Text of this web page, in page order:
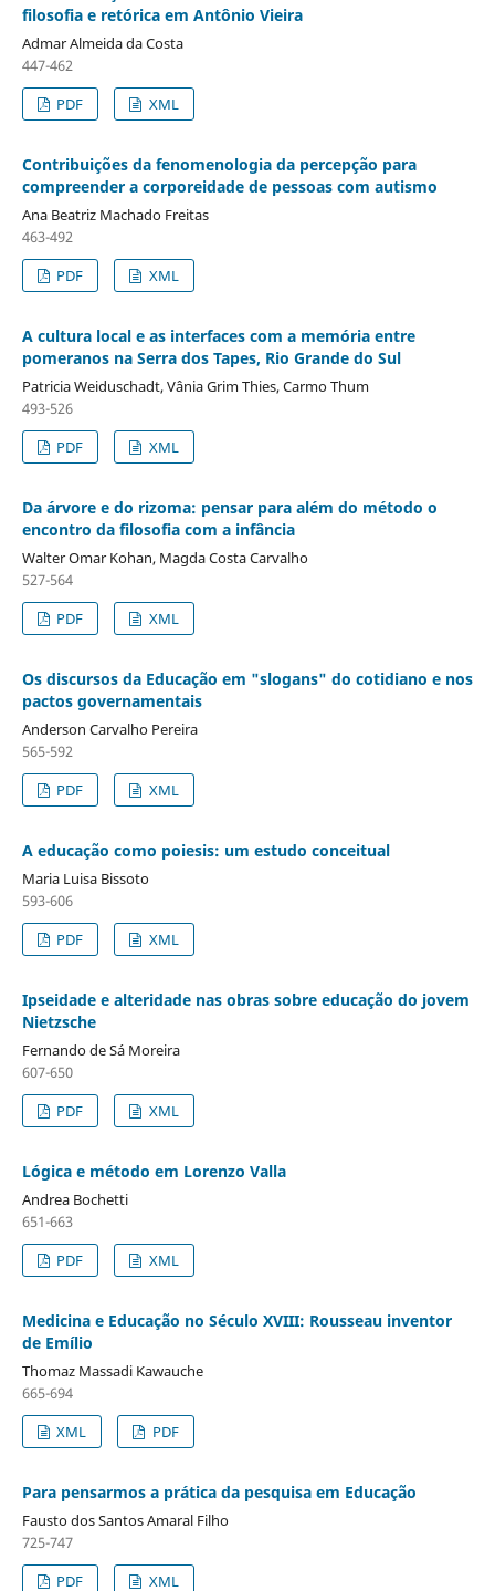
filosofia e retórica em Antônio Vieira
Admar Almeida da Costa
447-462
PDF
XML
Contribuições da fenomenologia da percepção para
compreender a corporeidade de pessoas com autismo
Ana Beatriz Machado Freitas
463-492
PDF
XML
A cultura local e as interfaces com a memória entre
pomeranos na Serra dos Tapes, Rio Grande do Sul
Patricia Weiduschadt, Vânia Grim Thies, Carmo Thum
493-526
PDF
XML
Da árvore e do rizoma: pensar para além do método o
encontro da filosofia com a infância
Walter Omar Kohan, Magda Costa Carvalho
527-564
PDF
XML
Os discursos da Educação em "slogans" do cotidiano e nos
pactos governamentais
Anderson Carvalho Pereira
565-592
PDF
XML
A educação como poiesis: um estudo conceitual
Maria Luisa Bissoto
593-606
PDF
XML
Ipseidade e alteridade nas obras sobre educação do jovem
Nietzsche
Fernando de Sá Moreira
607-650
PDF
XML
Lógica e método em Lorenzo Valla
Andrea Bochetti
651-663
PDF
XML
Medicina e Educação no Século XVIII: Rousseau inventor
de Emílio
Thomaz Massadi Kawauche
665-694
XML
PDF
Para pensarmos a prática da pesquisa em Educação
Fausto dos Santos Amaral Filho
725-747
PDF
XML